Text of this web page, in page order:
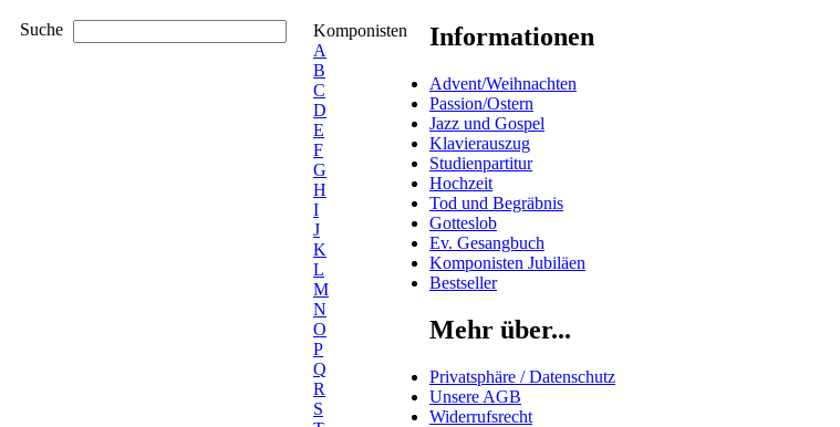
Suche
Komponisten
A
B
C
D
E
F
G
H
I
J
K
L
M
N
O
P
Q
R
S
Informationen
Advent/Weihnachten
Passion/Ostern
Jazz und Gospel
Klavierauszug
Studienpartitur
Hochzeit
Tod und Begräbnis
Gotteslob
Ev. Gesangbuch
Komponisten Jubiläen
Bestseller
Mehr über...
Privatsphäre / Datenschutz
Unsere AGB
Widerrufsrecht